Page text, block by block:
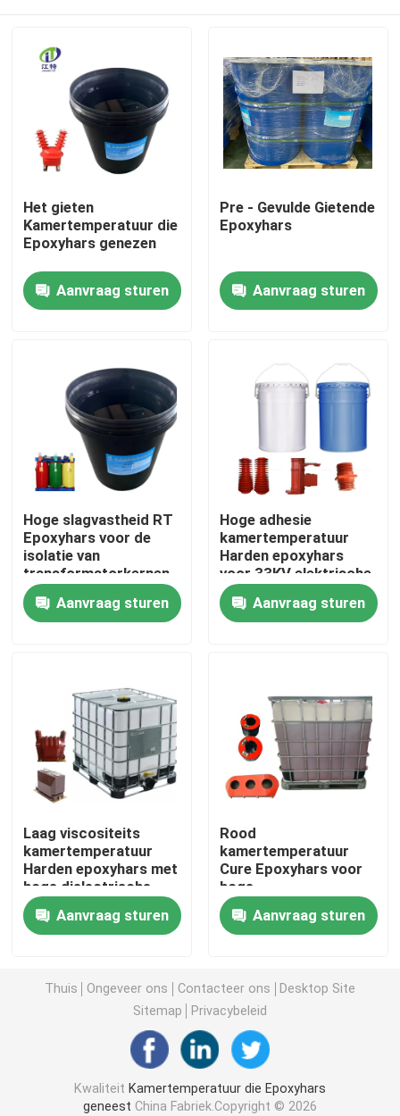
Thuis
Producten
Over ons
Fabrieksreis
Kwaliteitscontrole
Contacteer ons
nieuws
Alle Gevallen
Kamertemperatuur die Epoxyhars geneest
Transformator epoxyhars
Epoxyharsmachine
Gietende Epoxyhars
Vlam - vertragers Epoxyhars
Epoxyhars Genezende Agent
Injectie epoxyhars
Het gieten
Kamertemperatuur die
Epoxyhars genezen
Aanvraag sturen
Pre - Gevulde Gietende
Epoxyhars
Aanvraag sturen
Hoge slagvastheid RT
Epoxyhars voor de
isolatie van
transformatorkernen
Aanvraag sturen
Hoge adhesie
kamertemperatuur
Harden epoxyhars
voor 33KV elektrische
isolatie Vlamvertrager
Aanvraag sturen
Laag viscositeits
kamertemperatuur
Harden epoxyhars met
hoge dielectrische
sterkte
Volumeweerstand
Aanvraag sturen
Rood
kamertemperatuur
Cure Epoxyhars voor
hoge
hittebestendigheid
Aanvraag sturen
Thuis Ongeveer ons Contacteer ons
Desktop Site
Sitemap
Privacybeleid
Kwaliteit Kamertemperatuur die Epoxyhars
geneest China Fabriek.Copyright © 2026